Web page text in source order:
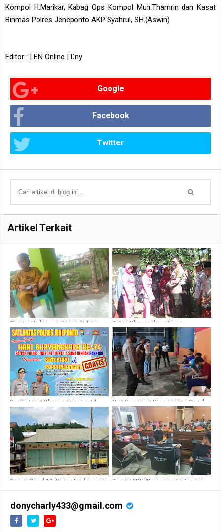
Kompol H.Marikar, Kabag Ops Kompol Muh.Thamrin dan Kasat
Binmas Polres Jeneponto AKP Syahrul, SH.(Aswin)
Editor : | BN Online | Dny
Google
Facebook
Twitter
Artikel Terkait
Oknum Pedagang Racun di Tolo,
Jual Bibit Jagung Bersubsidi ke
Bone Kerjasama Asdar
Ketua Bhayangkari Polres
Jeneponto, Serahkan Bantuan
Korban Banjir di Rumbia
Sambut hari Bhayangkara ke-74,
Polres Jeneponto Bagikan Sim
Gratis
Giat Sosialissi Pencegahan Covid-
19 Polres Jeneponto
Cegah Covid 19, Pasar Tradisional
Komisi I DPRD Jeneponto Dengar
donycharly433@gmail.com